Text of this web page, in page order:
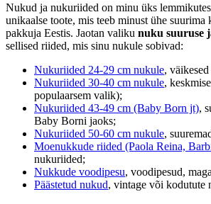
Nukud ja nukuriided on minu üks
unikaalse toote, mis teeb minust ühe
pakkuja Eestis. Jaotan valiku nuku suuruse
sellised riided, mis sinu nukule sobivad:
Nukuriided 24-29 cm nukule,
Nukuriided 30-40 cm nukule,
populaarsem valik);
Nukuriided 43-49 cm (Baby Born jt),
Baby Borni jaoks;
Nukuriided 50-60 cm nukule,
Moenukkude riided (Paola Reina,
nukuriided;
Nukkude voodipesu, voodipesud,
Päästetud nukud, vintage või kodutute